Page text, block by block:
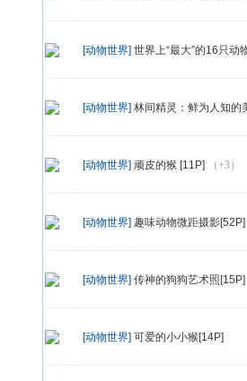
[动物世界] 世界上“最大”的16只动
[动物世界] 林间精灵：鲜为人知的
[动物世界] 顽皮的猴 [11P] （+3）
[动物世界] 趣味动物微距摄影[52P]
[动物世界] 传神的狗狗艺术照[15P]
[动物世界] 可爱的小小猴[14P]